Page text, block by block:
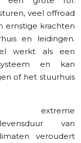
veel offroad
ernstige krachten
en leidingen.
werkt als een
en kan
of het stuurhuis
extreme
van
veroudert